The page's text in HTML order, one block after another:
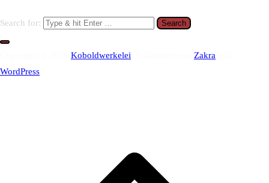
Search for:
Koboldwerkelei Zakra
WordPress